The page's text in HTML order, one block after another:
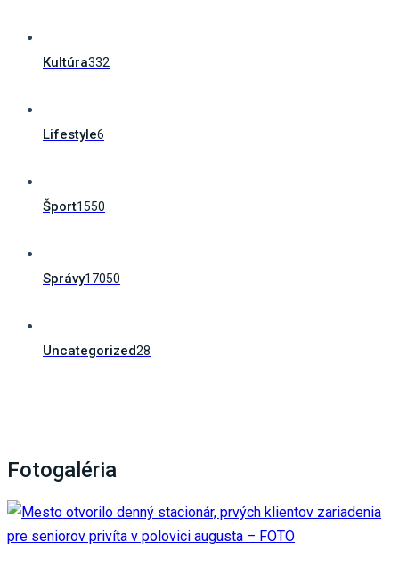
Kultúra332
Lifestyle6
Šport1550
Správy17050
Uncategorized28
Fotogaléria